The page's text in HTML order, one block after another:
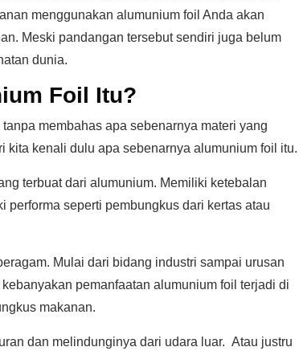
menggunakan alumunium foil Anda akan
Meski pandangan tersebut sendiri juga belum
dunia.
Foil Itu?
membahas apa sebenarnya materi yang
kenali dulu apa sebenarnya alumunium foil itu.
terbuat dari alumunium. Memiliki ketebalan
performa seperti pembungkus dari kertas atau
Mulai dari bidang industri sampai urusan
pemanfaatan alumunium foil terjadi di
makanan.
dan melindunginya dari udara luar. Atau justru